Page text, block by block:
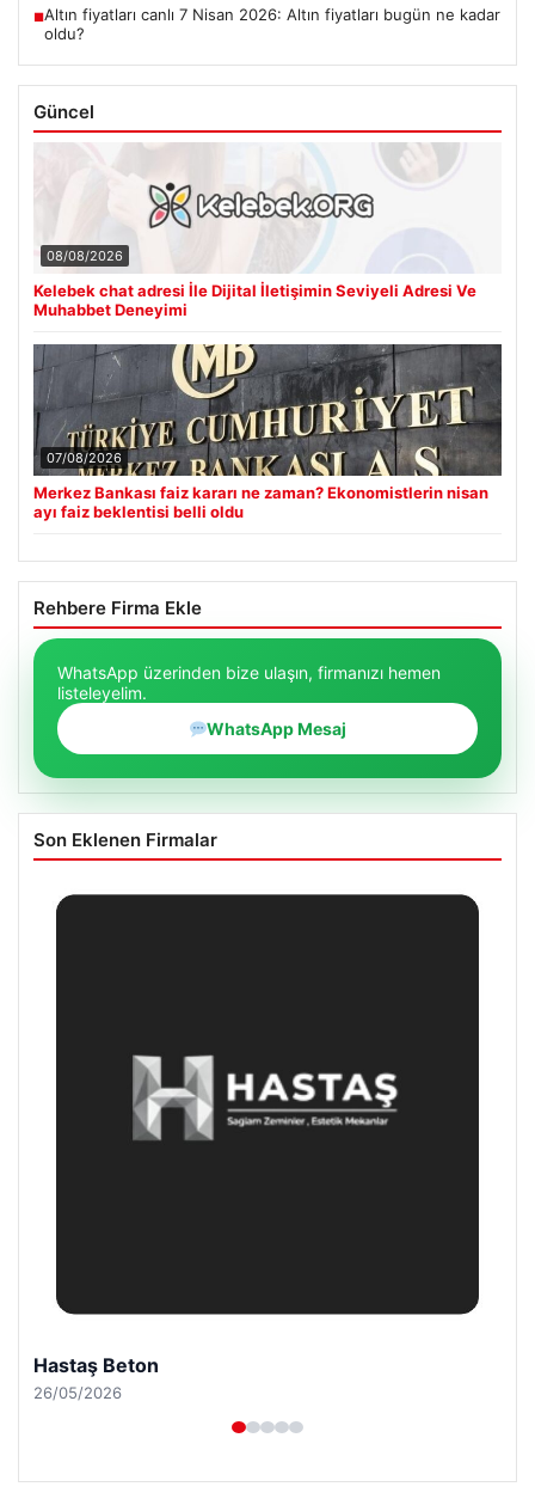
■Altın fiyatları canlı 7 Nisan 2026: Altın fiyatları bugün ne kadar
oldu?
Güncel
08/08/2026
Kelebek chat adresi İle Dijital İletişimin Seviyeli Adresi Ve
Muhabbet Deneyimi
07/08/2026
Merkez Bankası faiz kararı ne zaman? Ekonomistlerin nisan
ayı faiz beklentisi belli oldu
Rehbere Firma Ekle
WhatsApp üzerinden bize ulaşın, firmanızı hemen
listeleyelim.
WhatsApp Mesaj
Son Eklenen Firmalar
Enes Kaplan Avukatlık Bürosu
28/04/2026